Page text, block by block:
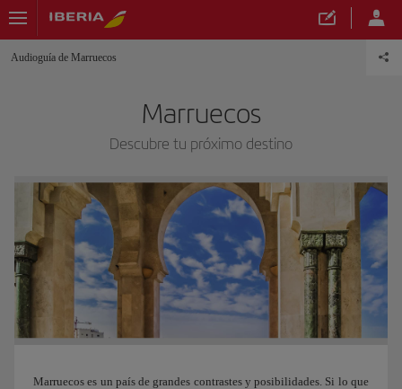
Audioguía de Marruecos
Marruecos
Descubre tu próximo destino
Marruecos es un país de grandes contrastes y posibilidades. Si lo que